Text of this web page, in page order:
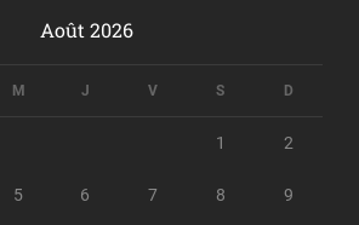
Août 2026
M J V S D
1 2
5 6 7 8 9